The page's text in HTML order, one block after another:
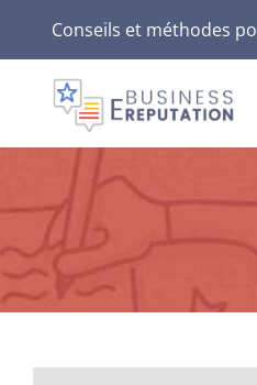
Passer
au
contenu
Conseils et méthodes